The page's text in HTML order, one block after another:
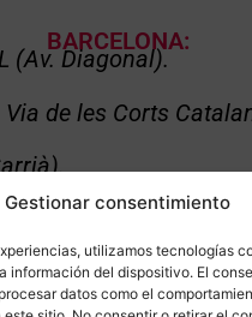
Gestionar consentimiento
utilizamos tecnologías
información del dispositivo. El
datos como el
BARCELONA:
(Av. Diagonal).
Via de les Corts
.